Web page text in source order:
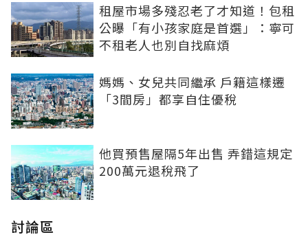
租屋市場多殘忍老了才知道！包租
公曝「有小孩家庭是首選」：寧可
不租老人也別自找麻煩
媽媽、女兒共同繼承 戶籍這樣遷
「3間房」都享自住優稅
他買預售屋隔5年出售 弄錯這規定
200萬元退稅飛了
討論區